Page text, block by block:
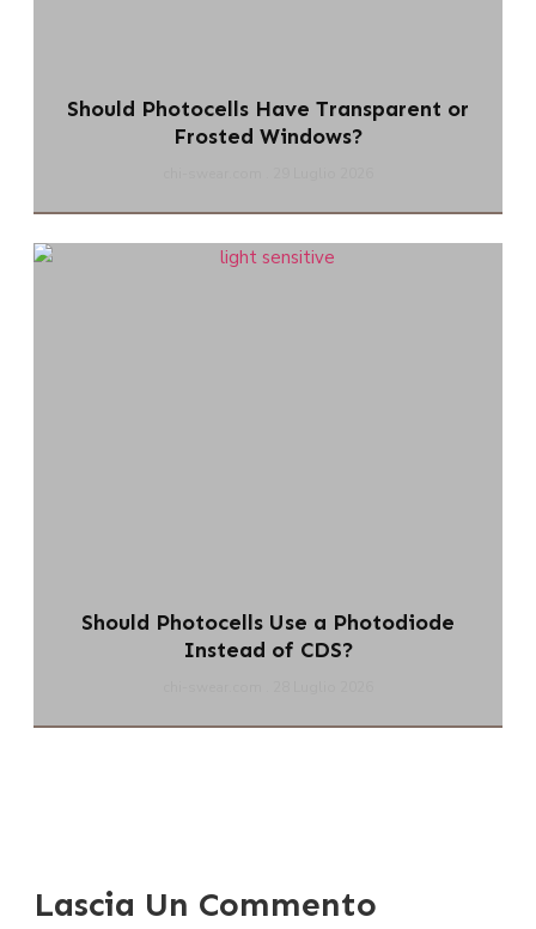
Should Photocells Have Transparent or
Frosted Windows?
Should Photocells Use a Photodiode
Instead of CDS?
Lascia Un Commento